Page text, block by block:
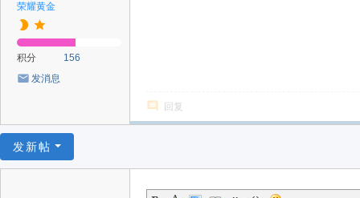
荣耀黄金
积分
156
发消息
回复
发新帖